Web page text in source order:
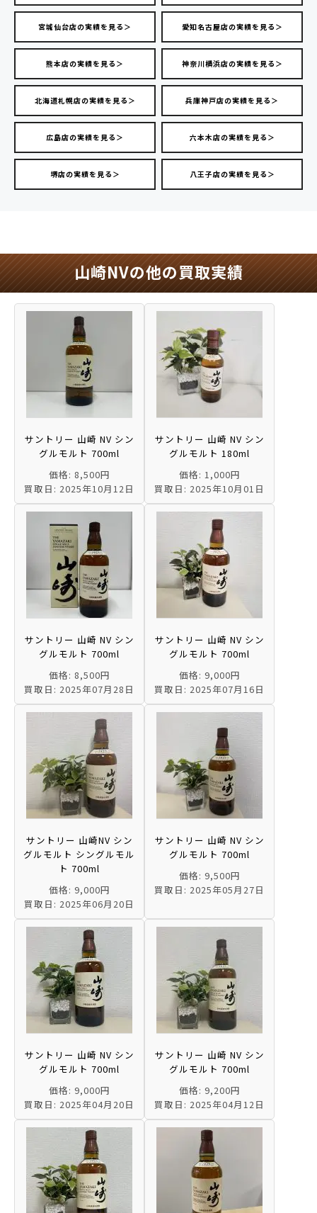
宮城仙台店の実績を見る＞ 愛知名古屋店の実績を見る＞
熊本店の実績を見る＞ 神奈川横浜店の実績を見る＞
北海道札幌店の実績を見る＞ 兵庫神戸店の実績を見る＞
広島店の実績を見る＞ 六本木店の実績を見る＞
堺店の実績を見る＞ 八王子店の実績を見る＞
山崎NVの他の買取実績
サントリー 山崎 NV シン
グルモルト 700ml
価格: 8,500円
買取日: 2025年10月12日
サントリー 山崎 NV シン
グルモルト 180ml
価格: 1,000円
買取日: 2025年10月01日
サントリー 山崎 NV シン
グルモルト 700ml
価格: 8,500円
買取日: 2025年07月28日
サントリー 山崎 NV シン
グルモルト 700ml
価格: 9,000円
買取日: 2025年07月16日
サントリー 山崎NV シン
グルモルト シングルモル
ト 700ml
価格: 9,000円
買取日: 2025年06月20日
サントリー 山崎 NV シン
グルモルト 700ml
価格: 9,500円
買取日: 2025年05月27日
サントリー 山崎 NV シン
グルモルト 700ml
価格: 9,000円
買取日: 2025年04月20日
サントリー 山崎 NV シン
グルモルト 700ml
価格: 9,200円
買取日: 2025年04月12日